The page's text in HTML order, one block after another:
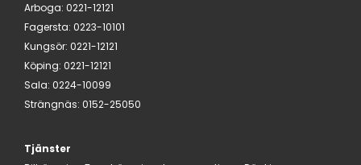
Arboga: 0221-12121
Fagersta: 0223-10101
Kungsör: 0221-12121
Köping: 0221-12121
Sala: 0224-10099
Strängnäs: 0152-25050
Tjänster